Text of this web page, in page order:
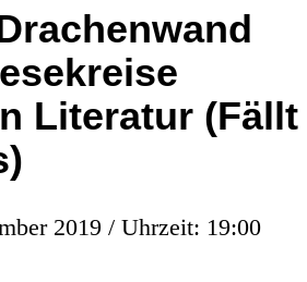
Literatur (Fällt
2019 / Uhrzeit: 19:00